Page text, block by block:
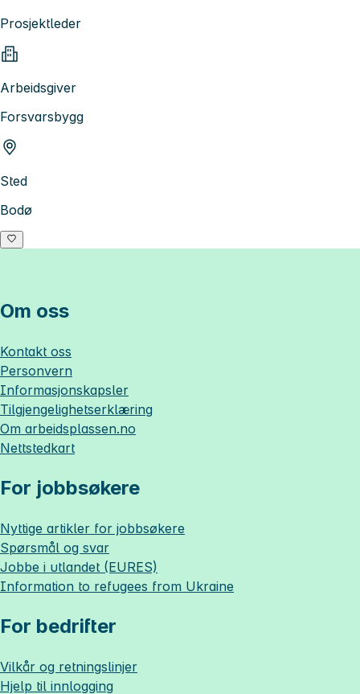
Prosjektleder
Arbeidsgiver
Forsvarsbygg
Sted
Bodø
Om oss
Kontakt oss
Personvern
Informasjonskapsler
Tilgjengelighetserklæring
Om arbeidsplassen.no
Nettstedkart
For jobbsøkere
Nyttige artikler for jobbsøkere
Spørsmål og svar
Jobbe i utlandet (EURES)
Information to refugees from Ukraine
For bedrifter
Vilkår og retningslinjer
Hjelp til innlogging